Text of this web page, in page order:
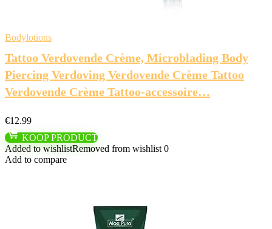
Bodylotions
Tattoo Verdovende Crème, Microblading Body
Piercing Verdoving Verdovende Crème Tattoo
Verdovende Crème Tattoo-accessoire…
€12.99
KOOP PRODUCT
Added to wishlistRemoved from wishlist 0
Add to compare